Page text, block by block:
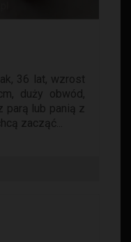
36 lat, wzrost
duży obwód,
parą lub panią z
zacząć...